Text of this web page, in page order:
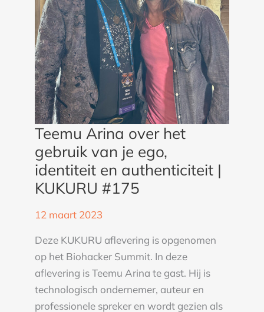
Teemu Arina over het
gebruik van je ego,
identiteit en authenticiteit |
KUKURU #175
12 maart 2023
Deze KUKURU aflevering is opgenomen
op het Biohacker Summit. In deze
aflevering is Teemu Arina te gast. Hij is
technologisch ondernemer, auteur en
professionele spreker en wordt gezien als
je
ego,
identiteit
en
authenticiteit
|
KUKURU
#175